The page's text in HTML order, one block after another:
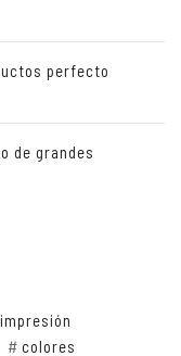
perfecto
de grandes
colores